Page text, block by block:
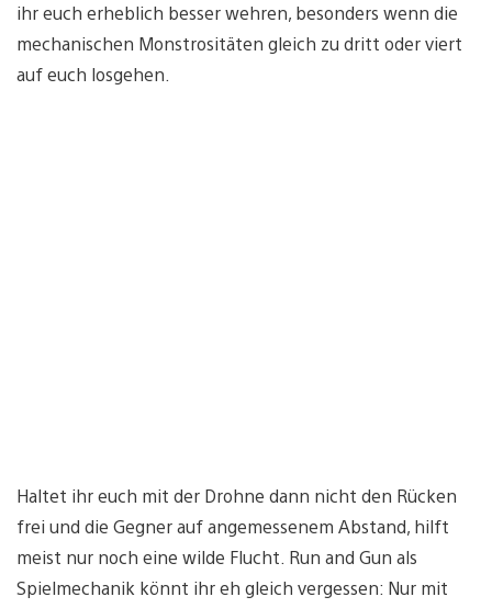
ihr euch erheblich besser wehren, besonders wenn die
mechanischen Monstrositäten gleich zu dritt oder viert
auf euch losgehen.
Haltet ihr euch mit der Drohne dann nicht den Rücken
frei und die Gegner auf angemessenem Abstand, hilft
meist nur noch eine wilde Flucht. Run and Gun als
Spielmechanik könnt ihr eh gleich vergessen: Nur mit